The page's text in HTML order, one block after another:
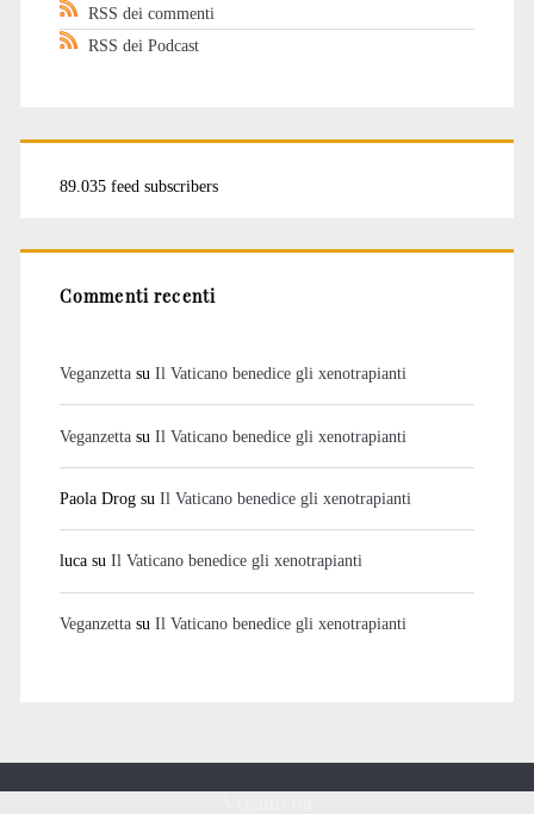
RSS dei commenti
RSS dei Podcast
89.035 feed subscribers
Commenti recenti
Veganzettasu Il Vaticano benedice gli xenotrapianti
Veganzettasu Il Vaticano benedice gli xenotrapianti
Paola Drogsu Il Vaticano benedice gli xenotrapianti
lucasu Il Vaticano benedice gli xenotrapianti
Veganzettasu Il Vaticano benedice gli xenotrapianti